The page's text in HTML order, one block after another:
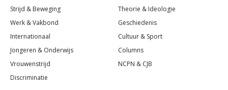
Strijd & Beweging
Werk & Vakbond
Internationaal
Jongeren & Onderwijs
Vrouwenstrijd
Discriminatie
Theorie & Ideologie
Geschiedenis
Cultuur & Sport
Columns
NCPN & CJB